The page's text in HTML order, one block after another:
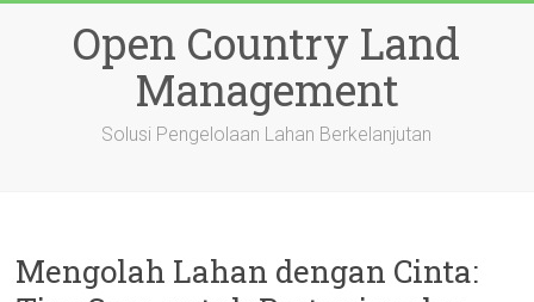
Open Country Land
Management
Solusi Pengelolaan Lahan Berkelanjutan
Mengolah Lahan dengan Cinta: